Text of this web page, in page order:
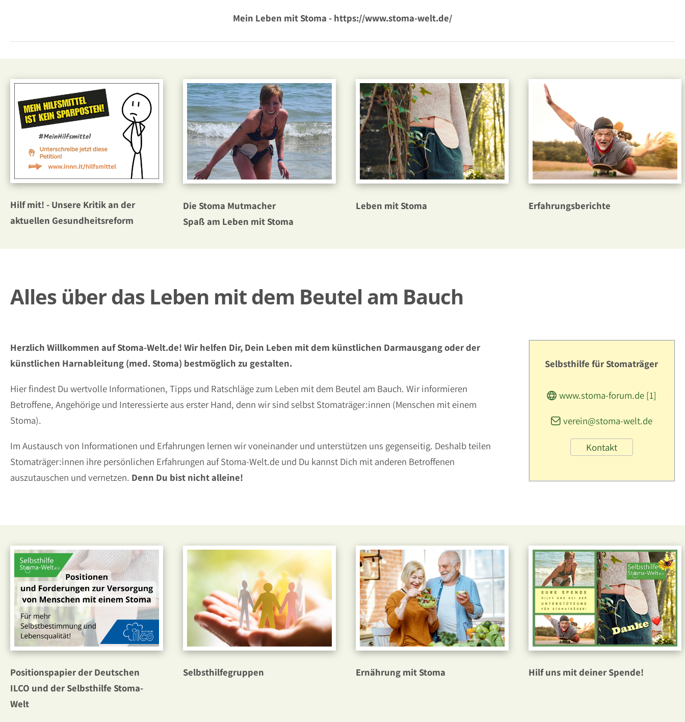
Mein Leben mit Stoma - https://www.stoma-welt.de/
Hilf mit! - Unsere Kritik an der
aktuellen Gesundheitsreform
Die Stoma Mutmacher
Spaß am Leben mit Stoma
Leben mit Stoma Erfahrungsberichte
Alles über das Leben mit dem Beutel am Bauch
Herzlich Willkommen auf Stoma-Welt.de! Wir helfen Dir, Dein Leben mit dem künstlichen Darmausgang oder der
künstlichen Harnableitung (med. Stoma) bestmöglich zu gestalten.
Hier findest Du wertvolle Informationen, Tipps und Ratschläge zum Leben mit dem Beutel am Bauch. Wir informieren
Betroffene, Angehörige und Interessierte aus erster Hand, denn wir sind selbst Stomaträger:innen (Menschen mit einem
Stoma).
Im Austausch von Informationen und Erfahrungen lernen wir voneinander und unterstützen uns gegenseitig. Deshalb teilen
Stomaträger:innen ihre persönlichen Erfahrungen auf Stoma-Welt.de und Du kannst Dich mit anderen Betroffenen
auszutauschen und vernetzen. Denn Du bist nicht alleine!
Selbsthilfe für Stomaträger
www.stoma-forum.de [1]
verein@stoma-welt.de
Kontakt
Positionspapier der Deutschen
ILCO und der Selbsthilfe Stoma-
Welt
Selbsthilfegruppen Ernährung mit Stoma Hilf uns mit deiner Spende!